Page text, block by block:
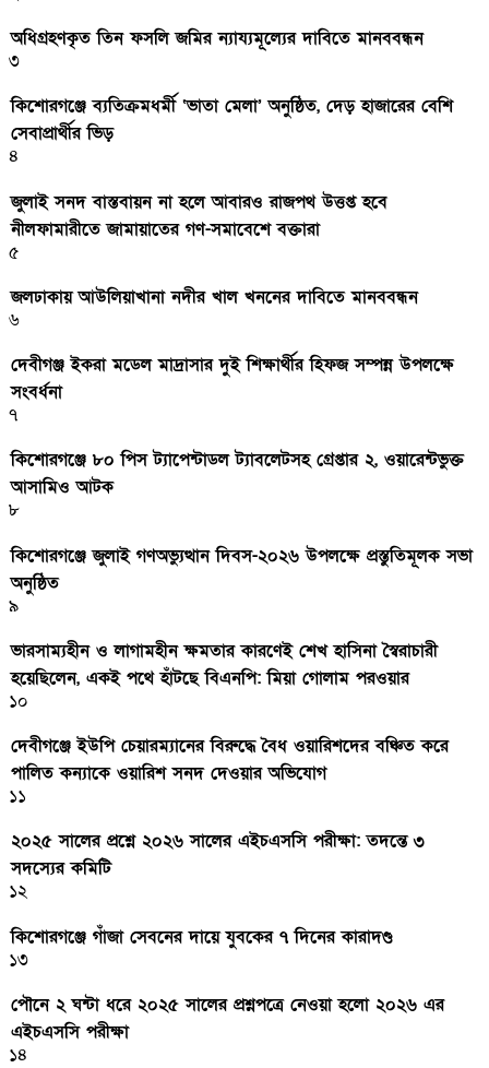
অধিগ্রহণকৃত তিন ফসলি জমির ন্যায্যমূল্যের দাবিতে মানববন্ধন
৩
কিশোরগঞ্জে ব্যতিক্রমধর্মী ‘ভাতা মেলা’ অনুষ্ঠিত, দেড় হাজারের বেশি
সেবাপ্রার্থীর ভিড়
৪
জুলাই সনদ বাস্তবায়ন না হলে আবারও রাজপথ উত্তপ্ত হবে
নীলফামারীতে জামায়াতের গণ-সমাবেশে বক্তারা
৫
জলঢাকায় আউলিয়াখানা নদীর খাল খননের দাবিতে মানববন্ধন
৬
দেবীগঞ্জ ইকরা মডেল মাদ্রাসার দুই শিক্ষার্থীর হিফজ সম্পন্ন উপলক্ষে
সংবর্ধনা
৭
কিশোরগঞ্জে ৮০ পিস ট্যাপেন্টাডল ট্যাবলেটসহ গ্রেপ্তার ২, ওয়ারেন্টভুক্ত
আসামিও আটক
৮
কিশোরগঞ্জে জুলাই গণঅভ্যুত্থান দিবস-২০২৬ উপলক্ষে প্রস্তুতিমূলক সভা
অনুষ্ঠিত
৯
ভারসাম্যহীন ও লাগামহীন ক্ষমতার কারণেই শেখ হাসিনা স্বৈরাচারী
হয়েছিলেন, একই পথে হাঁটছে বিএনপি: মিয়া গোলাম পরওয়ার
১০
দেবীগঞ্জে ইউপি চেয়ারম্যানের বিরুদ্ধে বৈধ ওয়ারিশদের বঞ্চিত করে
পালিত কন্যাকে ওয়ারিশ সনদ দেওয়ার অভিযোগ
১১
২০২৫ সালের প্রশ্নে ২০২৬ সালের এইচএসসি পরীক্ষা: তদন্তে ৩
সদস্যের কমিটি
১২
কিশোরগঞ্জে গাঁজা সেবনের দায়ে যুবকের ৭ দিনের কারাদণ্ড
১৩
পৌনে ২ ঘন্টা ধরে ২০২৫ সালের প্রশ্নপত্রে নেওয়া হলো ২০২৬ এর
এইচএসসি পরীক্ষা
১৪